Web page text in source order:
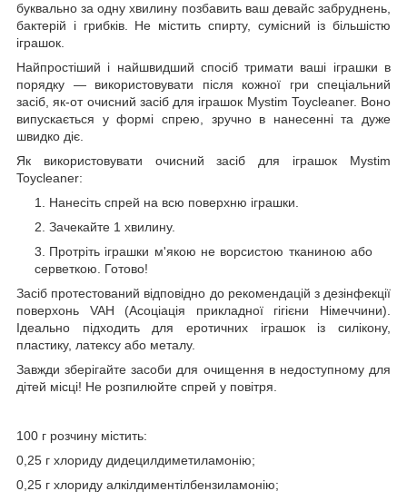
буквально за одну хвилину позбавить ваш девайс забруднень,
бактерій і грибків. Не містить спирту, сумісний із більшістю
іграшок.
Найпростіший і найшвидший спосіб тримати ваші іграшки в
порядку — використовувати після кожної гри спеціальний
засіб, як-от очисний засіб для іграшок Mystim Toycleaner. Воно
випускається у формі спрею, зручно в нанесенні та дуже
швидко діє.
Як використовувати очисний засіб для іграшок Mystim
Toycleaner:
Нанесіть спрей на всю поверхню іграшки.
Зачекайте 1 хвилину.
Протріть іграшки м'якою не ворсистою тканиною або
серветкою. Готово!
Засіб протестований відповідно до рекомендацій з дезінфекції
поверхонь VAH (Асоціація прикладної гігієни Німеччини).
Ідеально підходить для еротичних іграшок із силікону,
пластику, латексу або металу.
Завжди зберігайте засоби для очищення в недоступному для
дітей місці! Не розпилюйте спрей у повітря.
100 г розчину містить:
0,25 г хлориду дидецилдиметиламонію;
0,25 г хлориду алкілдиментілбензиламонію;